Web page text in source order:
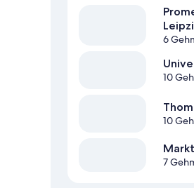
6
10
10
7